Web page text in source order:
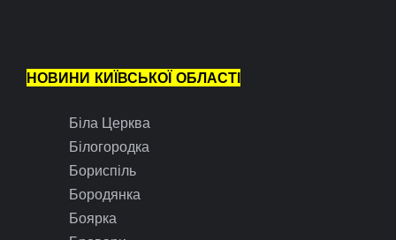
НОВИНИ КИЇВСЬКОЇ ОБЛАСТІ
Біла Церква
Білогородка
Бориспіль
Бородянка
Боярка